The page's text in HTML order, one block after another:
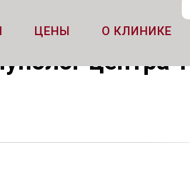
ЦЕНЫ О КЛИНИКЕ
центра